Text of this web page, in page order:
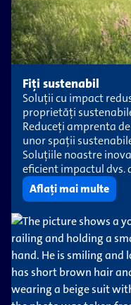
Fiți sustenabil
Soluții cu impact
proprietăți
Reduceți amprenta
unor spații
Soluțiile noastre
eficient impactul dvs.
Aflați mai multe